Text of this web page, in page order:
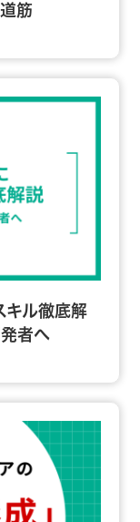
筋
キル徹底解
者へ